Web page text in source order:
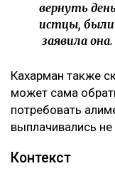
вернуть
истцы, были
заявила она.
Кахарман также
может сама
потребовать
выплачивались
Контекст